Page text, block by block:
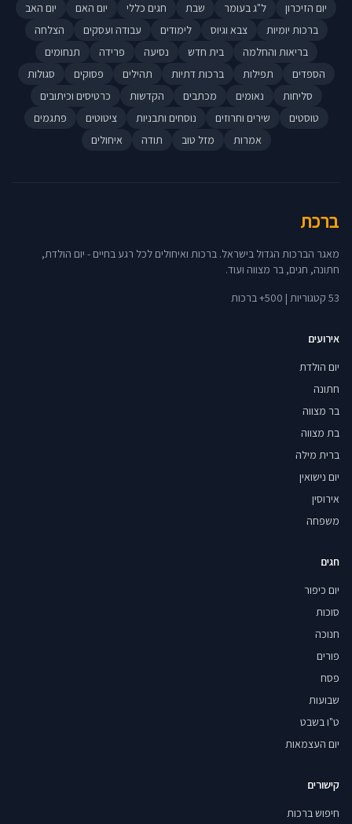
יום הזיכרון
ל"ג בעומר שבת חגים כללי יום האם
יום האב
ברכות יומיות
צבא וגיוס לימודים עבודה ועסקים
הצלחה
בריאות והחלמה
בית חדש נסיעה פרידה
תנחומים
הספדים
תפילות ברכות דתיות תהילים פסוקים
סגולות
סליחות
נאומים מכתבים הקדשות
כרטיסים וכיתובים
טוסטים
שירים וחרוזים נוסחים ותבניות ציטוטים
פתגמים
אמרות
מזל טוב תודה איחולים
ברכת
מאגר הברכות הגדול בישראל. ברכות ואיחולים לכל רגע בחיים - יום הולדת,
חתונה, חגים, בר מצווה ועוד.
53 קטגוריות | 500+ ברכות
אירועים
יום הולדת
חתונה
בר מצווה
בת מצווה
ברית מילה
יום נישואין
אירוסין
משפחה
חגים
יום כיפור
סוכות
חנוכה
פורים
פסח
שבועות
ט"ו בשבט
יום העצמאות
קישורים
חיפוש ברכות